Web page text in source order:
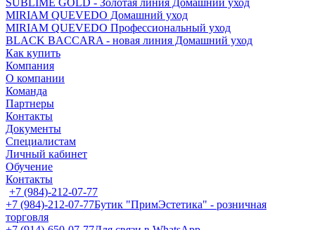
SUBLIME GOLD - Золотая линия Домашний уход
MIRIAM QUEVEDO Домашний уход
MIRIAM QUEVEDO Профессиональный уход
BLACK BACCARA - новая линия Домашний уход
Как купить
Компания
О компании
Команда
Партнеры
Контакты
Документы
Специалистам
Личный кабинет
Обучение
Контакты
+7 (984)-212-07-77
+7 (984)-212-07-77Бутик "ПримЭстетика" - розничная
торговля